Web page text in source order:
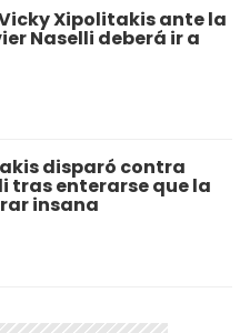
Xipolitakis ante la
Naselli deberá ir a
disparó contra
tras enterarse que la
insana